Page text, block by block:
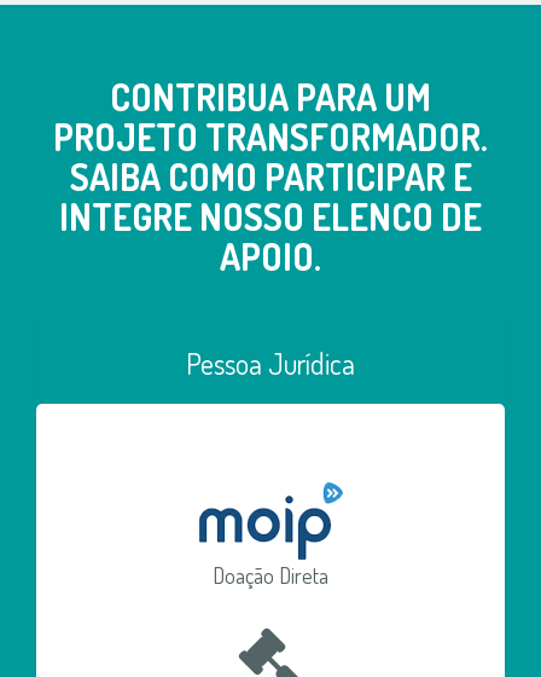
CONTRIBUA PARA UM
PROJETO TRANSFORMADOR.
SAIBA COMO PARTICIPAR E
INTEGRE NOSSO ELENCO DE
APOIO.
Pessoa Jurídica
Doação Direta